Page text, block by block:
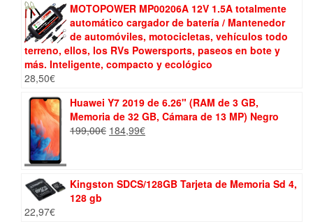
MOTOPOWER MP00206A 12V 1.5A totalmente
automático cargador de batería / Mantenedor
de automóviles, motocicletas, vehículos todo
terreno, ellos, los RVs Powersports, paseos en bote y
más. Inteligente, compacto y ecológico
28,50€
Huawei Y7 2019 de 6.26" (RAM de 3 GB,
Memoria de 32 GB, Cámara de 13 MP) Negro
199,00€ El
199,00€.
184,99€El
184,99€.
Kingston SDCS/128GB Tarjeta de Memoria Sd 4,
128 gb
22,97€